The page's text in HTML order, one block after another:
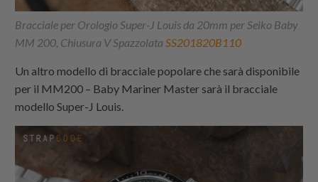
Bracciale per Orologio Super-J Louis da 20mm per Seiko Baby
MM 200, Chiusura V Spazzolata SS201820B110
Un altro modello di bracciale popolare che sarà disponibile
per il MM200 – Baby Mariner Master sarà il bracciale
modello Super-J Louis.